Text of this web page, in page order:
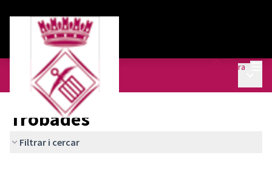
Entra
Agenda Urbana/ Trobades
Trobades
Filtrar i cercar